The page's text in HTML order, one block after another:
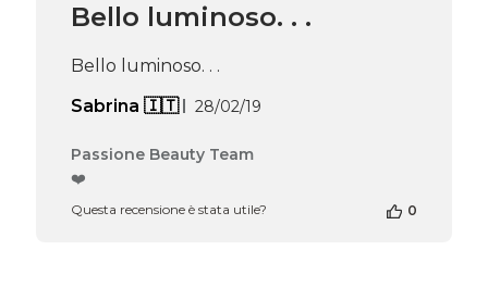
Bello luminoso. . .
Bello luminoso. . .
Sabrina 🇮🇹
Data
pubblicazione
28/02/19
Commenti
del
Passione Beauty Team
❤️
Questa recensione è stata utile? 0